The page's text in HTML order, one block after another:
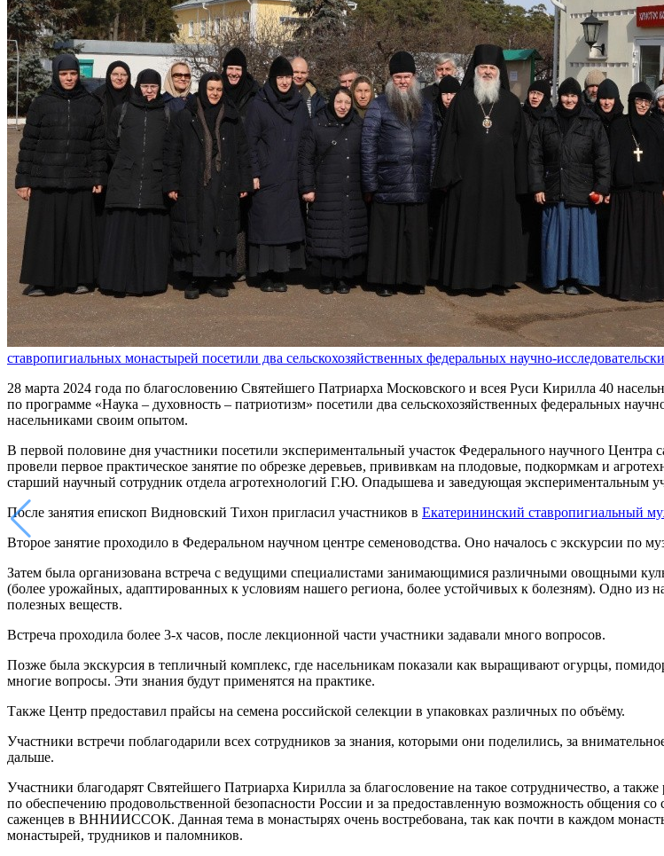
ставропигиальных монастырей посетили два сельскохозяйственных федеральных научно-
28 марта 2024 года по благословению Святейшего Патриарха Московского и всея Руси Кирилла 40
по программе «Наука – духовность – патриотизм» посетили два сельскохозяйственных федеральных
насельниками своим опытом.
В первой половине дня участники посетили экспериментальный участок Федерального научного Центра
провели первое практическое занятие по обрезке деревьев, прививкам на плодовые, подкормкам и
старший научный сотрудник отдела агротехнологий Г.Ю. Опадышева и заведующая экспериментальным
После занятия епископ Видновский Тихон пригласил участников в Екатерининский ставропигиальный
Второе занятие проходило в Федеральном научном центре семеноводства. Оно началось с экскурсии по
Затем была организована встреча с ведущими специалистами занимающимися различными овощными
(более урожайных, адаптированных к условиям нашего региона, более устойчивых к болезням). Одно из
полезных веществ.
Встреча проходила более 3-х часов, после лекционной части участники задавали много вопросов.
Позже была экскурсия в тепличный комплекс, где насельникам показали как выращивают огурцы,
многие вопросы. Эти знания будут применятся на практике.
Также Центр предоставил прайсы на семена российской селекции в упаковках различных по объёму.
Участники встречи поблагодарили всех сотрудников за знания, которыми они поделились, за
дальше.
Участники благодарят Святейшего Патриарха Кирилла за благословение на такое сотрудничество, а
по обеспечению продовольственной безопасности России и за предоставленную возможность общения
саженцев в ВННИИССОК. Данная тема в монастырях очень востребована, так как почти в каждом
монастырей, трудников и паломников.